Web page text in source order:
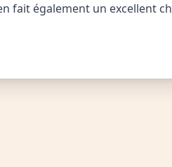
fait également un excellent